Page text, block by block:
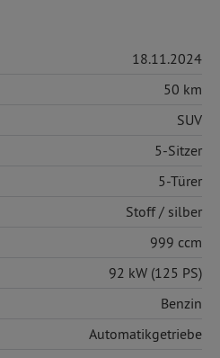
18.11.2024
50 km
SUV
5-Sitzer
5-Türer
Stoff/ silber
999 ccm
92 kW (125 PS)
Benzin
Automatikgetriebe